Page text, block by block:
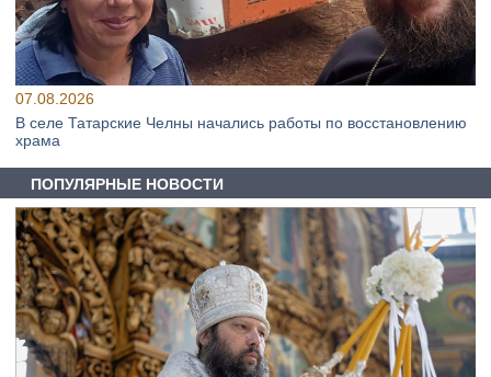
07.08.2026
В селе Татарские Челны начались работы по восстановлению
храма
ПОПУЛЯРНЫЕ НОВОСТИ